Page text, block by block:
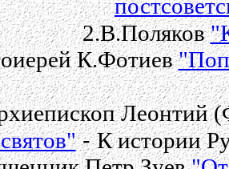
2.В.Поляков
К.Фотиев
Леонтий
-К истории